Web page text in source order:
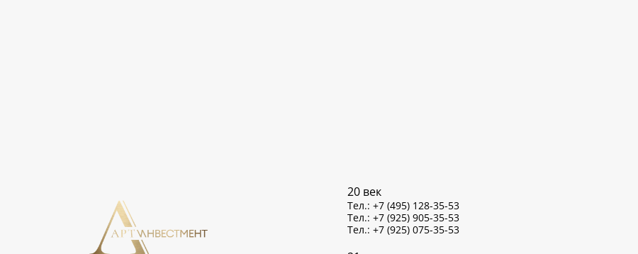
20 век
Тел.: +7 (495) 128-35-53
Тел.: +7 (925) 905-35-53
Тел.: +7 (925) 075-35-53